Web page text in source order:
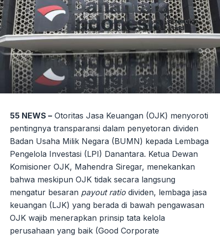
55 NEWS – Otoritas Jasa Keuangan (OJK) menyoroti
pentingnya transparansi dalam penyetoran dividen
Badan Usaha Milik Negara (BUMN) kepada Lembaga
Pengelola Investasi (LPI) Danantara. Ketua Dewan
Komisioner OJK, Mahendra Siregar, menekankan
bahwa meskipun OJK tidak secara langsung
mengatur besaran payout ratio dividen, lembaga jasa
keuangan (LJK) yang berada di bawah pengawasan
OJK wajib menerapkan prinsip tata kelola
perusahaan yang baik (Good Corporate